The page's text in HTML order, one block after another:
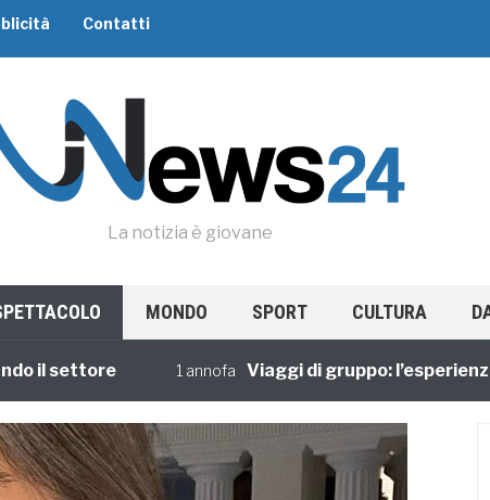
Contatti
La notizia è giovane
MONDO SPORT CULTURA
settore 1 annofa Viaggi di gruppo: l’esperienza